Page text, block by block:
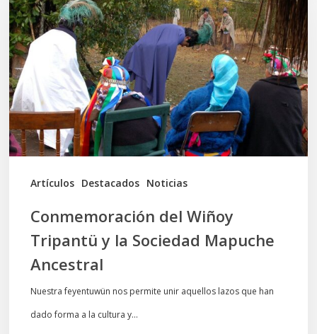
Artículos Destacados Noticias
Wiñoy
Tripantü
y
la
Sociedad
Mapuche
Ancestral
Conmemoración del Wiñoy
Tripantü y la Sociedad Mapuche
Ancestral
Nuestra feyentuwün nos permite unir aquellos lazos que han
dado forma a la cultura y…